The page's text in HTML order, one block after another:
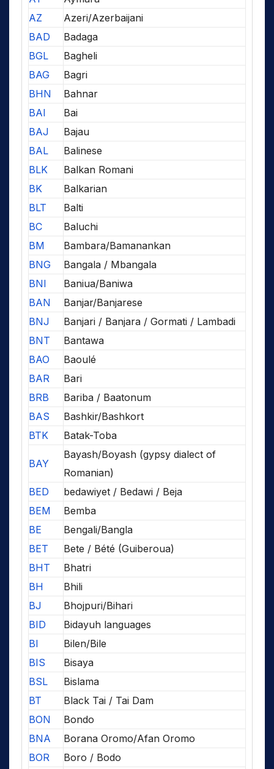
AZ
Azeri/Azerbaijani
BAD
Badaga
BGL
Bagheli
BAG
Bagri
BHN
Bahnar
BAI
Bai
BAJ
Bajau
BAL
Balinese
BLK
Balkan Romani
BK
Balkarian
BLT
Balti
BC
Baluchi
BM
Bambara/Bamanankan
BNG
Bangala / Mbangala
BNI
Baniua/Baniwa
BAN
Banjar/Banjarese
BNJ
Banjari / Banjara / Gormati / Lambadi
BNT
Bantawa
BAO
Baoulé
BAR
Bari
BRB
Bariba / Baatonum
BAS
Bashkir/Bashkort
BTK
Batak-Toba
BAY
Bayash/Boyash (gypsy dialect of
Romanian)
BED
bedawiyet / Bedawi / Beja
BEM
Bemba
BE
Bengali/Bangla
BET
Bete / Bété (Guiberoua)
BHT
Bhatri
BH
Bhili
BJ
Bhojpuri/Bihari
BID
Bidayuh languages
BI
Bilen/Bile
BIS
Bisaya
BSL
Bislama
BT
Black Tai / Tai Dam
BON
Bondo
BNA
Borana Oromo/Afan Oromo
BOR
Boro / Bodo